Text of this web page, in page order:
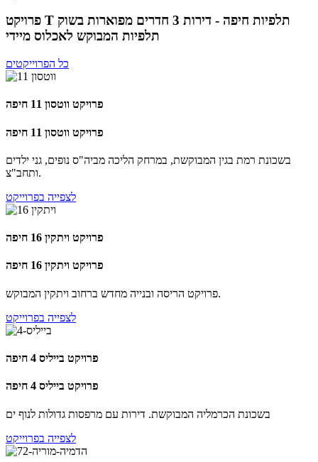
פרויקט T תלפיות חיפה - דירות 3 חדרים מפוארות בשוק
תלפיות המבוקש לאכלוס מיידי
כל הפרוייקטים
פרויקט ווטסון 11 חיפה
פרויקט ווטסון 11 חיפה
בשכונת רמת בגין המבוקשת, במרחק הליכה מביה"ס נופים, גני ילדים
ותחב"צ.
לצפייה בפרוייקט
פרויקט ויתקין 16 חיפה
פרויקט ויתקין 16 חיפה
פרויקט הריסה ובנייה מחדש ברחוב ויתקין המבוקש.
לצפייה בפרוייקט
פרויקט בייליס 4 חיפה
פרויקט בייליס 4 חיפה
בשכונת הכרמליה המבוקשת. דירות עם מרפסות גדולות לנוף ים
לצפייה בפרוייקט